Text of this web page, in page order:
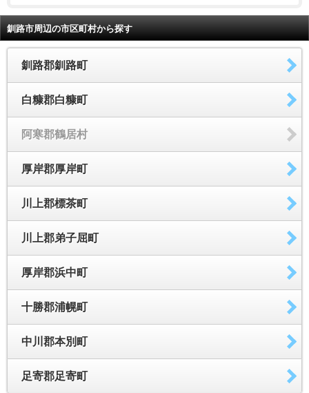
釧路市周辺の市区町村から探す
釧路郡釧路町
白糠郡白糠町
阿寒郡鶴居村
厚岸郡厚岸町
川上郡標茶町
川上郡弟子屈町
厚岸郡浜中町
十勝郡浦幌町
中川郡本別町
足寄郡足寄町